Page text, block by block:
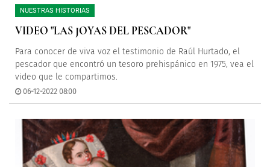
NUESTRAS HISTORIAS
VIDEO "LAS JOYAS DEL PESCADOR"
Para conocer de viva voz el testimonio de Raúl Hurtado, el
pescador que encontró un tesoro prehispánico en 1975, vea el
video que le compartimos.
06-12-2022 08:00